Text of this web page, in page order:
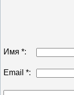
Имя *:
Email *: